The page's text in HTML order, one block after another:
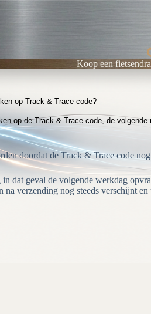
Koop een
op Track & Trace code?
op de Track & Trace code, de
doordat de Track & Trace code
dat geval de volgende werkdag
na verzending nog steeds verschijnt